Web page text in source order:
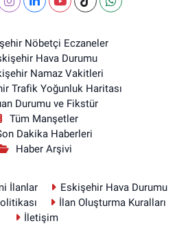
Nöbetçi Eczaneler
Hava Durumu
Namaz Vakitleri
Trafik Yoğunluk Haritası
Durumu ve Fikstür
Tüm Manşetler
Dakika Haberleri
Haber Arşivi
İlanlar
Eskişehir Hava Durumu
İlan Oluşturma Kuralları
İletişim